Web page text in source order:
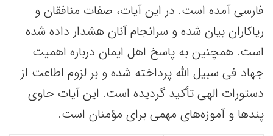
فارسی آمده است. در این آیات، صفات منافقان و
ریاکاران بیان شده و سرانجام آنان هشدار داده شده
است. همچنین به پاسخ اهل ایمان درباره اهمیت
جهاد فی سبیل الله پرداخته شده و بر لزوم اطاعت از
دستورات الهی تأکید گردیده است. این آیات حاوی
پندها و آموزه‌های مهمی برای مؤمنان است.